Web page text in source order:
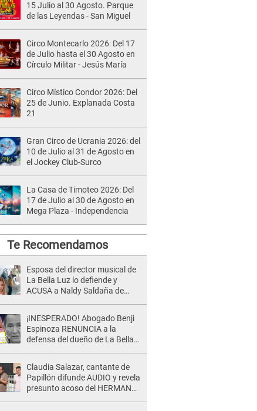
15 Julio al 30 Agosto. Parque
de las Leyendas - San Miguel
Circo Montecarlo 2026: Del 17
de Julio hasta el 30 Agosto en
Círculo Militar - Jesús María
Circo Místico Condor 2026: Del
25 de Junio. Explanada Costa
21
Gran Circo de Ucrania 2026: del
10 de Julio al 31 de Agosto en
el Jockey Club-Surco
La Casa de Timoteo 2026: Del
17 de Julio al 30 de Agosto en
Mega Plaza - Independencia
Te Recomendamos
Esposa del director musical de
La Bella Luz lo defiende y
ACUSA a Naldy Saldaña de
¡INESPERADO! Abogado Benji
Espinoza RENUNCIA a la
defensa del dueño de La Bella
Claudia Salazar, cantante de
Papillón difunde AUDIO y revela
presunto acoso del HERMANO